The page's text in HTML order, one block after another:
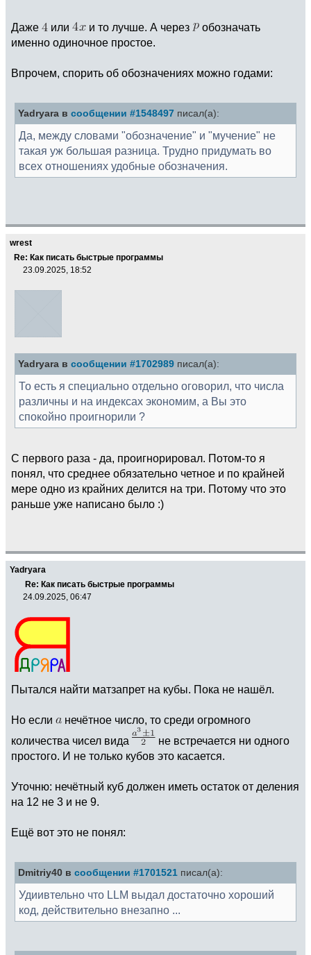
Даже или и то лучше. А через
обозначать
именно одиночное простое.
Впрочем, спорить об обозначениях можно годами:
Yadryara в сообщении #1548497 писал(а):
Да, между словами "обозначение" и "мучение" не
такая уж большая разница. Трудно придумать во
всех отношениях удобные обозначения.
wrest
Re: Как писать быстрые программы
23.09.2025, 18:52
Yadryara в сообщении #1702989 писал(а):
То есть я специально отдельно оговорил, что числа
различны и на индексах экономим, а Вы это
спокойно проигнорили ?
С первого раза - да, проигнорировал. Потом-то я
понял, что среднее обязательно четное и по крайней
мере одно из крайних делится на три. Потому что это
раньше уже написано было :)
Yadryara
Re: Как писать быстрые программы
24.09.2025, 06:47
Пытался найти матзапрет на кубы. Пока не нашёл.
Но если
нечётное число, то среди огромного
количества чисел вида
не встречается ни одного
простого. И не только кубов это касается.
Уточню: нечётный куб должен иметь остаток от деления
на 12 не 3 и не 9.
Ещё вот это не понял:
Dmitriy40 в сообщении #1701521 писал(а):
Удиивтельно что LLM выдал достаточно хороший
код, действительно внезапно ...